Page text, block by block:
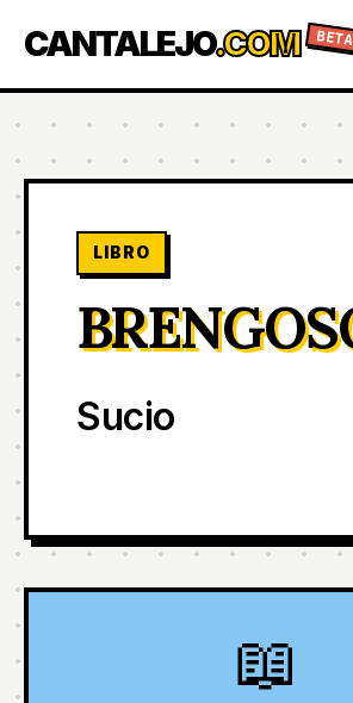
CANTALEJO.COM
LIBRO
Sucio
📖